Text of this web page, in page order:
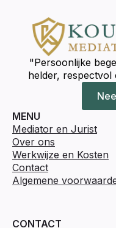
"Persoonlijke
helder, respectvol
MENU
Mediator en Jurist
Over ons
Werkwijze en Kosten
Contact
Algemene
CONTACT